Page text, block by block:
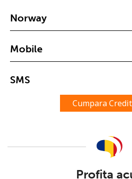
Minim 8 litere
O majuscula si o litera mica
Un simbol/litera speciala
Ramai conectat cu noi pentru a
Norway
Mobile
SMS
Cumpara
Profita